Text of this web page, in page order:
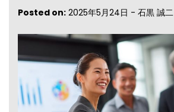
Posted on: 2025年5月24日 - 石黒 誠二